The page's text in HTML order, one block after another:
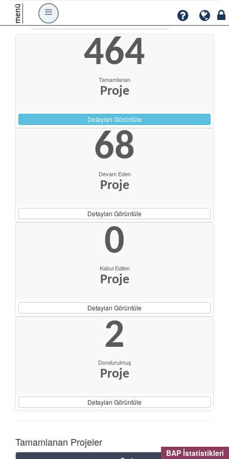
BAP İstatistikleri
menü
464
Tamamlanan
Proje
Detayları Görüntüle
68
Devam Eden
Proje
Detayları Görüntüle
0
Kabul Edilen
Proje
Detayları Görüntüle
2
Dondurulmuş
Proje
Detayları Görüntüle
Tamamlanan Projeler